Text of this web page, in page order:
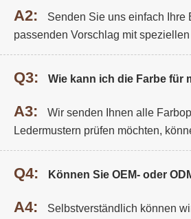
A2:
Senden Sie uns einfach Ihre
passenden Vorschlag mit
Q3: Wie kann ich die Farbe für
A3:
Wir senden Ihnen alle
Ledermustern prüfen möchten,
Q4: Können Sie OEM- oder
A4:
Selbstverständlich können